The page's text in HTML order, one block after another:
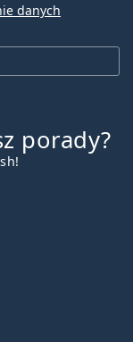
danych
porady?